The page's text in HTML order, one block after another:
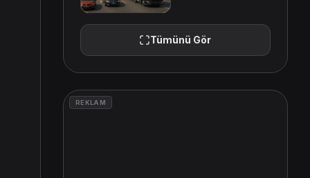
Tümünü Gör
REKLAM